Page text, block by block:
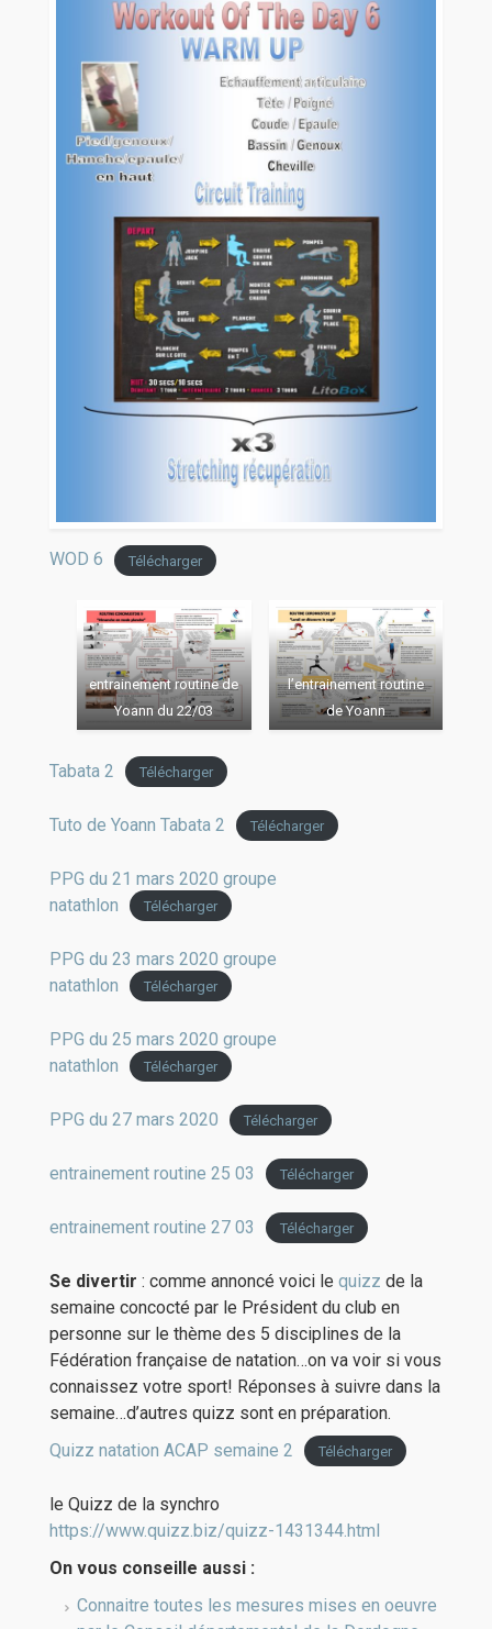
WOD 6 Télécharger
entrainement routine de
Yoann du 22/03
l’entrainement routine
de Yoann
Tabata 2 Télécharger
Tuto de Yoann Tabata 2 Télécharger
PPG du 21 mars 2020 groupe
natathlon
Télécharger
PPG du 23 mars 2020 groupe
natathlon
Télécharger
PPG du 25 mars 2020 groupe
natathlon
Télécharger
PPG du 27 mars 2020 Télécharger
entrainement routine 25 03 Télécharger
entrainement routine 27 03 Télécharger
Se divertir : comme annoncé voici le quizz de la
semaine concocté par le Président du club en
personne sur le thème des 5 disciplines de la
Fédération française de natation…on va voir si vous
connaissez votre sport! Réponses à suivre dans la
semaine…d’autres quizz sont en préparation.
Quizz natation ACAP semaine 2
Télécharger
le Quizz de la synchro
https://www.quizz.biz/quizz-1431344.html
On vous conseille aussi :
Connaitre toutes les mesures mises en oeuvre